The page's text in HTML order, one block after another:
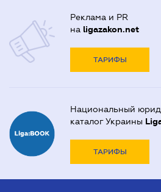
Реклама и PR
на ligazakon.net
ТАРИФЫ
Национальный
каталог Украины
ТАРИФЫ